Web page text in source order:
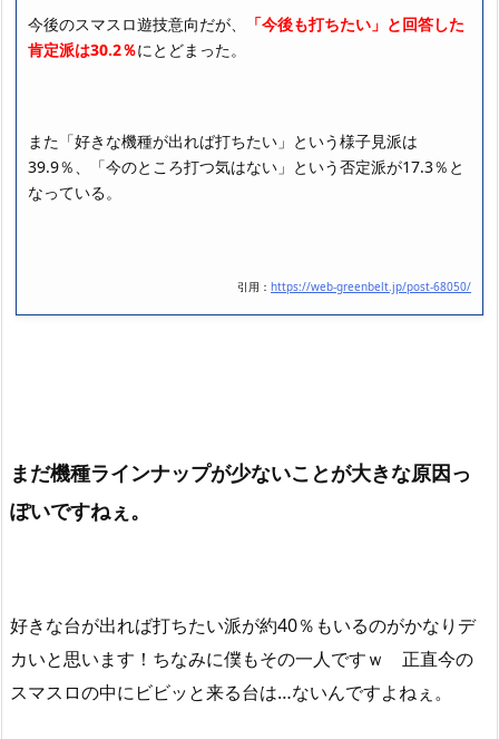
今後のスマスロ遊技意向だが、
「今後も打ちたい」と回答した
肯定派は30.2％にとどまった。
また「好きな機種が出れば打ちたい」という様子見派は
39.9％、「今のところ打つ気はない」という否定派が17.3％と
なっている。
引用： https://web-greenbelt.jp/post-68050/
まだ機種ラインナップが少ないことが大きな原因っ
ぽいですねぇ。
好きな台が出れば打ちたい派が約40％もいるのがかなりデ
カいと思います！ちなみに僕もその一人ですｗ 正直今の
スマスロの中にビビッと来る台は…ないんですよねぇ。